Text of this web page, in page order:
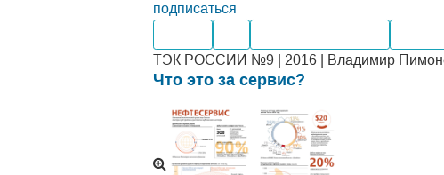
подписаться
ТЭК РОССИИ №9 | 2016 | Владимир
Что это за сервис?